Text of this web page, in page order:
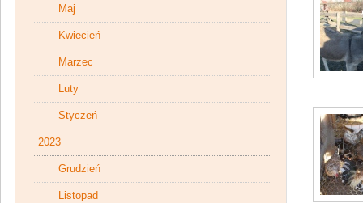
Maj
Kwiecień
Marzec
Luty
Styczeń
2023
Grudzień
Listopad